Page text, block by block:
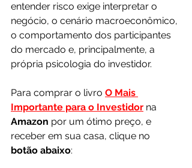
entender risco exige interpretar o
negócio, o cenário macroeconômico,
o comportamento dos participantes
do mercado e, principalmente, a
própria psicologia do investidor.
Para comprar o livro O Mais
Importante para o Investidor na
Amazon por um ótimo preço, e
receber em sua casa, clique no
botão abaixo: